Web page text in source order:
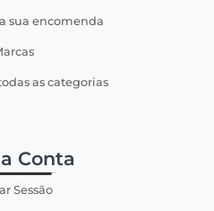
sua encomenda
as categorias
Conta
Sessão